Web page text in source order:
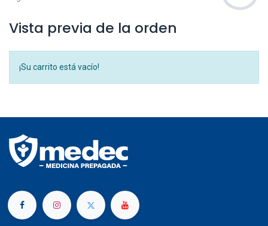
Vista previa de la orden
¡Su carrito está vacío!